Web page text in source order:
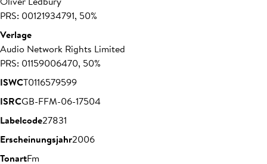
PRS: 00121934791, 50%
Verlage
Audio Network Rights Limited
PRS: 01159006470, 50%
ISWCT0116579599
ISRCGB-FFM-06-17504
Labelcode27831
Erscheinungsjahr2006
TonartFm